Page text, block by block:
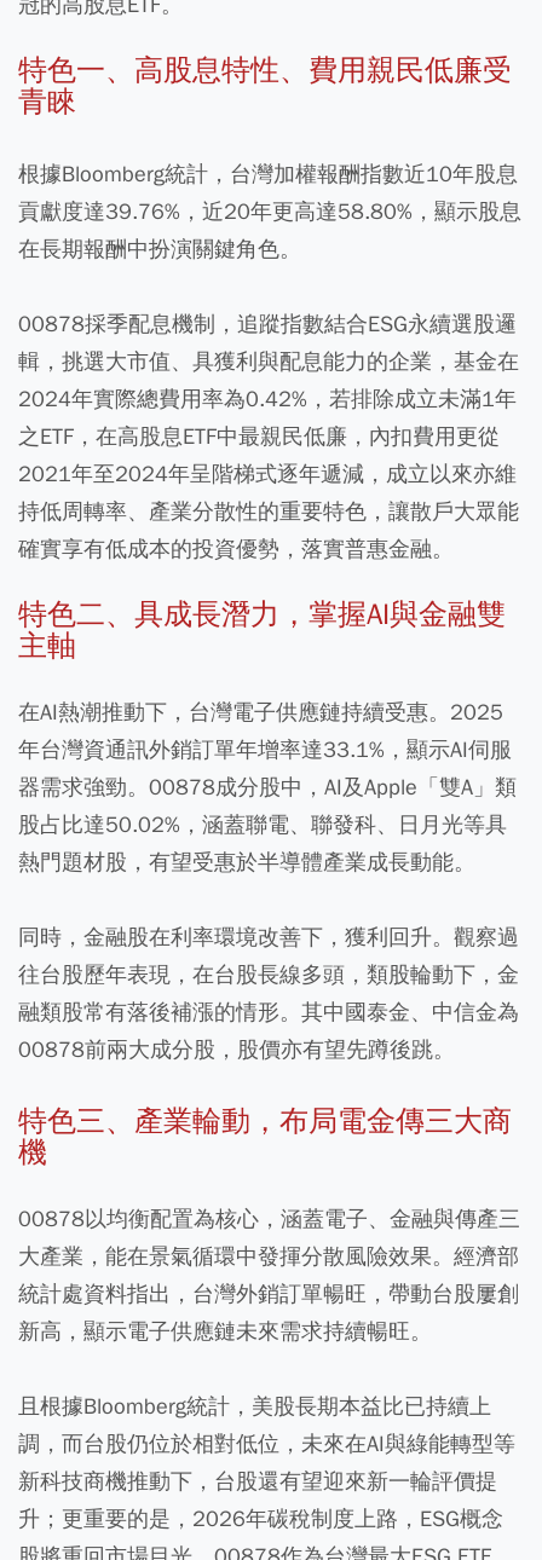
特色一、高股息特性、費用親民低廉受
青睞
根據Bloomberg統計，台灣加權報酬指數近10年股息
貢獻度達39.76%，近20年更高達58.80%，顯示股息
在長期報酬中扮演關鍵角色。
00878採季配息機制，追蹤指數結合ESG永續選股邏
輯，挑選大市值、具獲利與配息能力的企業，基金在
2024年實際總費用率為0.42%，若排除成立未滿1年
之ETF，在高股息ETF中最親民低廉，內扣費用更從
2021年至2024年呈階梯式逐年遞減，成立以來亦維
持低周轉率、產業分散性的重要特色，讓散戶大眾能
確實享有低成本的投資優勢，落實普惠金融。
特色二、具成長潛力，掌握AI與金融雙
主軸
在AI熱潮推動下，台灣電子供應鏈持續受惠。2025
年台灣資通訊外銷訂單年增率達33.1%，顯示AI伺服
器需求強勁。00878成分股中，AI及Apple「雙A」類
股占比達50.02%，涵蓋聯電、聯發科、日月光等具
熱門題材股，有望受惠於半導體產業成長動能。
同時，金融股在利率環境改善下，獲利回升。觀察過
往台股歷年表現，在台股長線多頭，類股輪動下，金
融類股常有落後補漲的情形。其中國泰金、中信金為
00878前兩大成分股，股價亦有望先蹲後跳。
特色三、產業輪動，布局電金傳三大商
機
00878以均衡配置為核心，涵蓋電子、金融與傳產三
大產業，能在景氣循環中發揮分散風險效果。經濟部
統計處資料指出，台灣外銷訂單暢旺，帶動台股屢創
新高，顯示電子供應鏈未來需求持續暢旺。
且根據Bloomberg統計，美股長期本益比已持續上
調，而台股仍位於相對低位，未來在AI與綠能轉型等
新科技商機推動下，台股還有望迎來新一輪評價提
升；更重要的是，2026年碳稅制度上路，ESG概念